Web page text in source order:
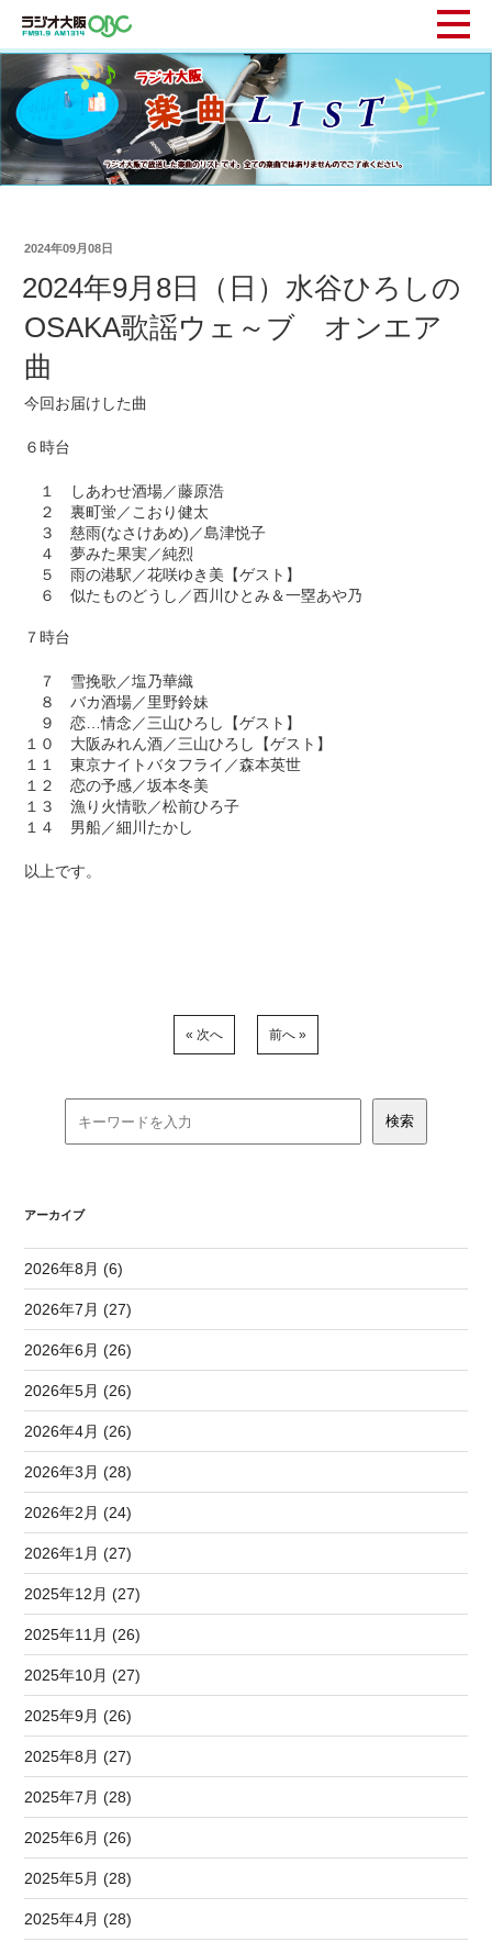
2024年09月08日
2024年9月8日（日）水谷ひろしの
OSAKA歌謡ウェ～ブ オンエア
曲
今回お届けした曲
６時台
１ しあわせ酒場／藤原浩
２ 裏町蛍／こおり健太
３ 慈雨(なさけあめ)／島津悦子
４ 夢みた果実／純烈
５ 雨の港駅／花咲ゆき美【ゲスト】
６ 似たものどうし／西川ひとみ＆一塁あや乃
７時台
７ 雪挽歌／塩乃華織
８ バカ酒場／里野鈴妹
９ 恋…情念／三山ひろし【ゲスト】
１０ 大阪みれん酒／三山ひろし【ゲスト】
１１ 東京ナイトバタフライ／森本英世
１２ 恋の予感／坂本冬美
１３ 漁り火情歌／松前ひろ子
１４ 男船／細川たかし
以上です。
« 次へ 前へ »
アーカイブ
2026年8月 (6)
2026年7月 (27)
2026年6月 (26)
2026年5月 (26)
2026年4月 (26)
2026年3月 (28)
2026年2月 (24)
2026年1月 (27)
2025年12月 (27)
2025年11月 (26)
2025年10月 (27)
2025年9月 (26)
2025年8月 (27)
2025年7月 (28)
2025年6月 (26)
2025年5月 (28)
2025年4月 (28)